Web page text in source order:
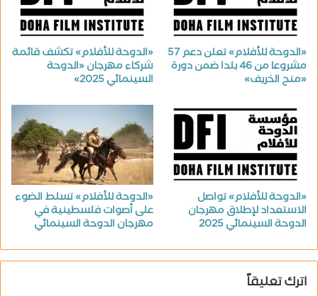
«الدوحة للأفلام» تعلن دعم 57
مشروعا من 46 بلدا ضمن دورة
«منح الخريف»
«الدوحة للأفلام» تكشف قائمة
شركاء مهرجان «الدوحة
السينمائي 2025»
«الدوحة للأفلام» تواصل
الاستعداد لإطلاق مهرجان
الدوحة السينمائي 2025
«الدوحة للأفلام» تسلط الضوء
على أصوات فلسطينية في
مهرجان الدوحة السينمائي
اترك تعليقاً